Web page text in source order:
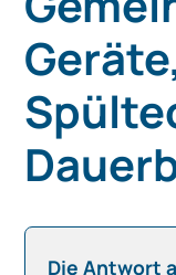
Die Antwort